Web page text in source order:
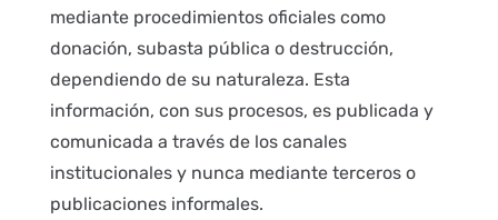
mediante procedimientos oficiales como
donación, subasta pública o destrucción,
dependiendo de su naturaleza. Esta
información, con sus procesos, es publicada y
comunicada a través de los canales
institucionales y nunca mediante terceros o
publicaciones informales.